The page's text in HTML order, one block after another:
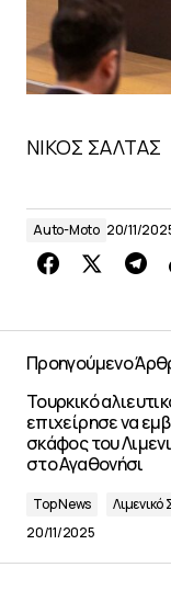
ΝΙΚΟΣ ΣΑΛΤΑΣ
Auto-Moto 20/11/
Προηγούμενο
Τουρκικό
επιχείρησε να
σκάφος του
στο Αγαθονήσι
Top News
20/11/2025